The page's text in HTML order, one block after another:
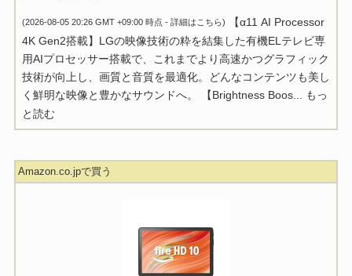
(2026-08-05 20:26 GMT +09:00 時点 - 詳細はこちら)
【α11 AI Processor
4K Gen2搭載】LGの映像技術の粋を結集した有機ELテレビ専
用AIプロセッサー搭載で、これまでより高速かつグラフィック
技術が向上し、画質と音質を最適化。どんなコンテンツも美し
く鮮明な映像と豊かなサウンドへ。 【Brightness Boos... もっ
と読む
Amazon.co.jpで買う